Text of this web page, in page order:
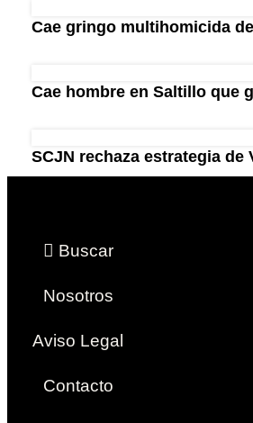
Cae gringo multihomicida
Cae hombre en Saltillo que
SCJN rechaza estrategia
Buscar
Nosotros
Aviso Legal
Contacto